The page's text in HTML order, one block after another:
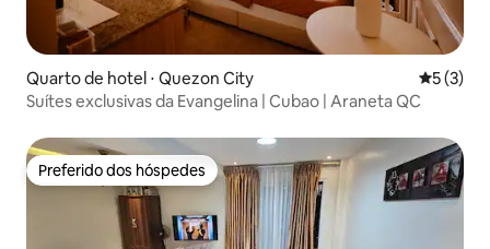
Quarto de hotel ⋅ Quezon City 5 de
5 (3)
Suítes exclusivas da Evangelina | Cubao | Araneta QC
Preferido dos hóspedes
Preferido dos hóspedes